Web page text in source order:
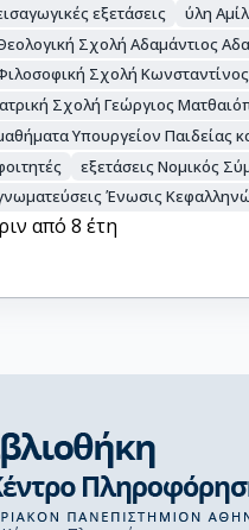
εξετάσεις
ύλη
Σχολή Αδαμάντιος
Σχολή
Σχολή Γεώργιος
Υπουργείον Παιδείας
εξετάσεις Νομικός
Ένωσις
από 8 έτη